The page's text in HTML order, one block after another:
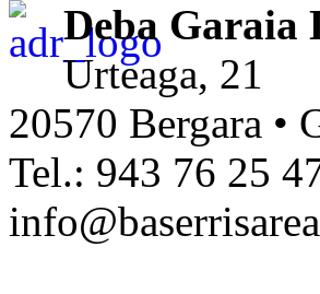
Deba Garaia
Urteaga, 21
20570 Bergara •
Tel.: 943 76 25